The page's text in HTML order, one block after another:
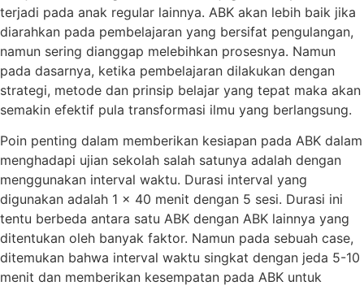
terjadi pada anak regular lainnya. ABK akan lebih baik jika
diarahkan pada pembelajaran yang bersifat pengulangan,
namun sering dianggap melebihkan prosesnya. Namun
pada dasarnya, ketika pembelajaran dilakukan dengan
strategi, metode dan prinsip belajar yang tepat maka akan
semakin efektif pula transformasi ilmu yang berlangsung.
Poin penting dalam memberikan kesiapan pada ABK dalam
menghadapi ujian sekolah salah satunya adalah dengan
menggunakan interval waktu. Durasi interval yang
digunakan adalah 1 x 40 menit dengan 5 sesi. Durasi ini
tentu berbeda antara satu ABK dengan ABK lainnya yang
ditentukan oleh banyak faktor. Namun pada sebuah case,
ditemukan bahwa interval waktu singkat dengan jeda 5-10
menit dan memberikan kesempatan pada ABK untuk